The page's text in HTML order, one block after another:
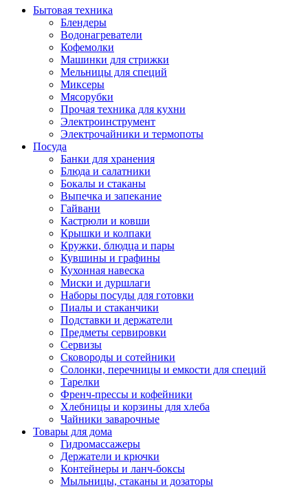
Бытовая техника
Блендеры
Водонагреватели
Кофемолки
Машинки для стрижки
Мельницы для специй
Миксеры
Мясорубки
Прочая техника для кухни
Электроинструмент
Электрочайники и термопоты
Посуда
Банки для хранения
Блюда и салатники
Бокалы и стаканы
Выпечка и запекание
Гайвани
Кастрюли и ковши
Крышки и колпаки
Кружки, блюдца и пары
Кувшины и графины
Кухонная навеска
Миски и дуршлаги
Наборы посуды для готовки
Пиалы и стаканчики
Подставки и держатели
Предметы сервировки
Сервизы
Сковороды и сотейники
Солонки, перечницы и емкости для специй
Тарелки
Френч-прессы и кофейники
Хлебницы и корзины для хлеба
Чайники заварочные
Товары для дома
Гидромассажеры
Держатели и крючки
Контейнеры и ланч-боксы
Мыльницы, стаканы и дозаторы